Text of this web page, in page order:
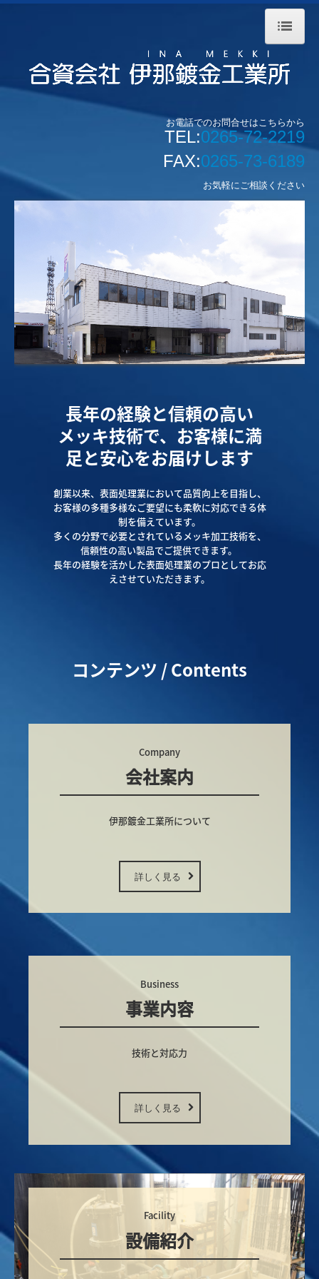
ホーム
当社のこだわり
お問合せ
お電話でのお問合せはこちらから
TEL:0265-72-2219
FAX:0265-73-6189
お気軽にご相談ください
長年の経験と信頼の高い
メッキ技術で、お客様に満
足と安心をお届けします
創業以来、表面処理業において品質向上を目指し、
お客様の多種多様なご要望にも柔軟に対応できる体
制を備えています。
多くの分野で必要とされているメッキ加工技術を、
信頼性の高い製品でご提供できます。
長年の経験を活かした表面処理業のプロとしてお応
えさせていただきます。
コンテンツ / Contents
Company
会社案内
伊那鍍金工業所について
詳しく見る
Business
事業内容
技術と対応力
詳しく見る
Facility
設備紹介